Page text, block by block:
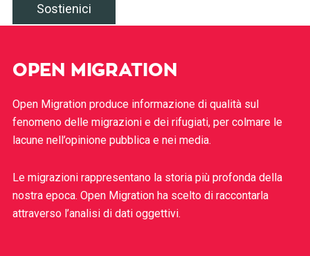
Sostienici
OPEN MIGRATION
Open Migration produce informazione di qualità sul
fenomeno delle migrazioni e dei rifugiati, per colmare le
lacune nell’opinione pubblica e nei media.
Le migrazioni rappresentano la storia più profonda della
nostra epoca. Open Migration ha scelto di raccontarla
attraverso l’analisi di dati oggettivi.